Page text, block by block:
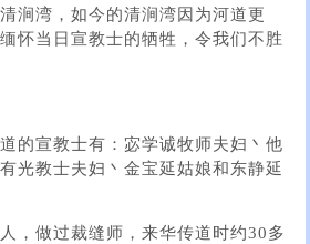
涧湾，如今的清涧湾因为河道更
怀当日宣教士的牺牲，令我们不胜
的宣教士有：宓学诚牧师夫妇丶他
光教士夫妇丶金宝延姑娘和东静延
，做过裁缝师，来华传道时约30多